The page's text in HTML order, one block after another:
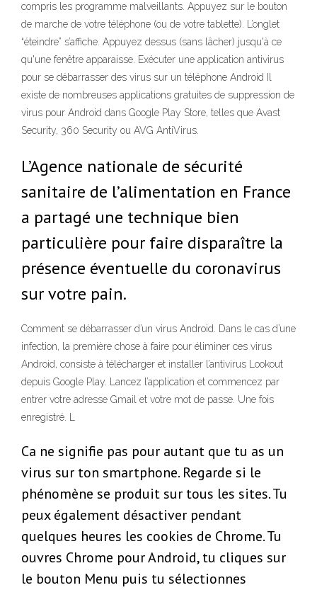
compris les programme malveillants. Appuyez sur le bouton
de marche de votre téléphone (ou de votre tablette). L’onglet
“éteindre” s’affiche. Appuyez dessus (sans lâcher) jusqu'à ce
qu'une fenêtre apparaisse. Exécuter une application antivirus
pour se débarrasser des virus sur un téléphone Android Il
existe de nombreuses applications gratuites de suppression de
virus pour Android dans Google Play Store, telles que Avast
Security, 360 Security ou AVG AntiVirus.
L’Agence nationale de sécurité
sanitaire de l’alimentation en France
a partagé une technique bien
particulière pour faire disparaître la
présence éventuelle du coronavirus
sur votre pain.
Comment se débarrasser d’un virus Android. Dans le cas d’une
infection, la première chose à faire pour éliminer ces virus
Android, consiste à télécharger et installer l’antivirus Lookout
depuis Google Play. Lancez l’application et commencez par
entrer votre adresse Gmail et votre mot de passe. Une fois
enregistré. L
Ca ne signifie pas pour autant que tu as un
virus sur ton smartphone. Regarde si le
phénomène se produit sur tous les sites. Tu
peux également désactiver pendant
quelques heures les cookies de Chrome. Tu
ouvres Chrome pour Android, tu cliques sur
le bouton Menu puis tu sélectionnes